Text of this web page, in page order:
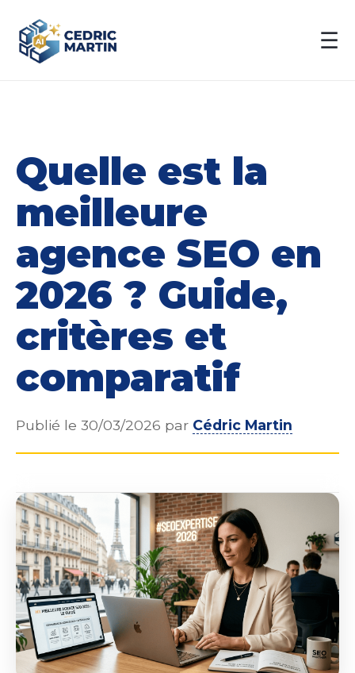
☰
Quelle est la
meilleure
agence SEO en
2026 ? Guide,
critères et
comparatif
Publié le 30/03/2026 par Cédric Martin